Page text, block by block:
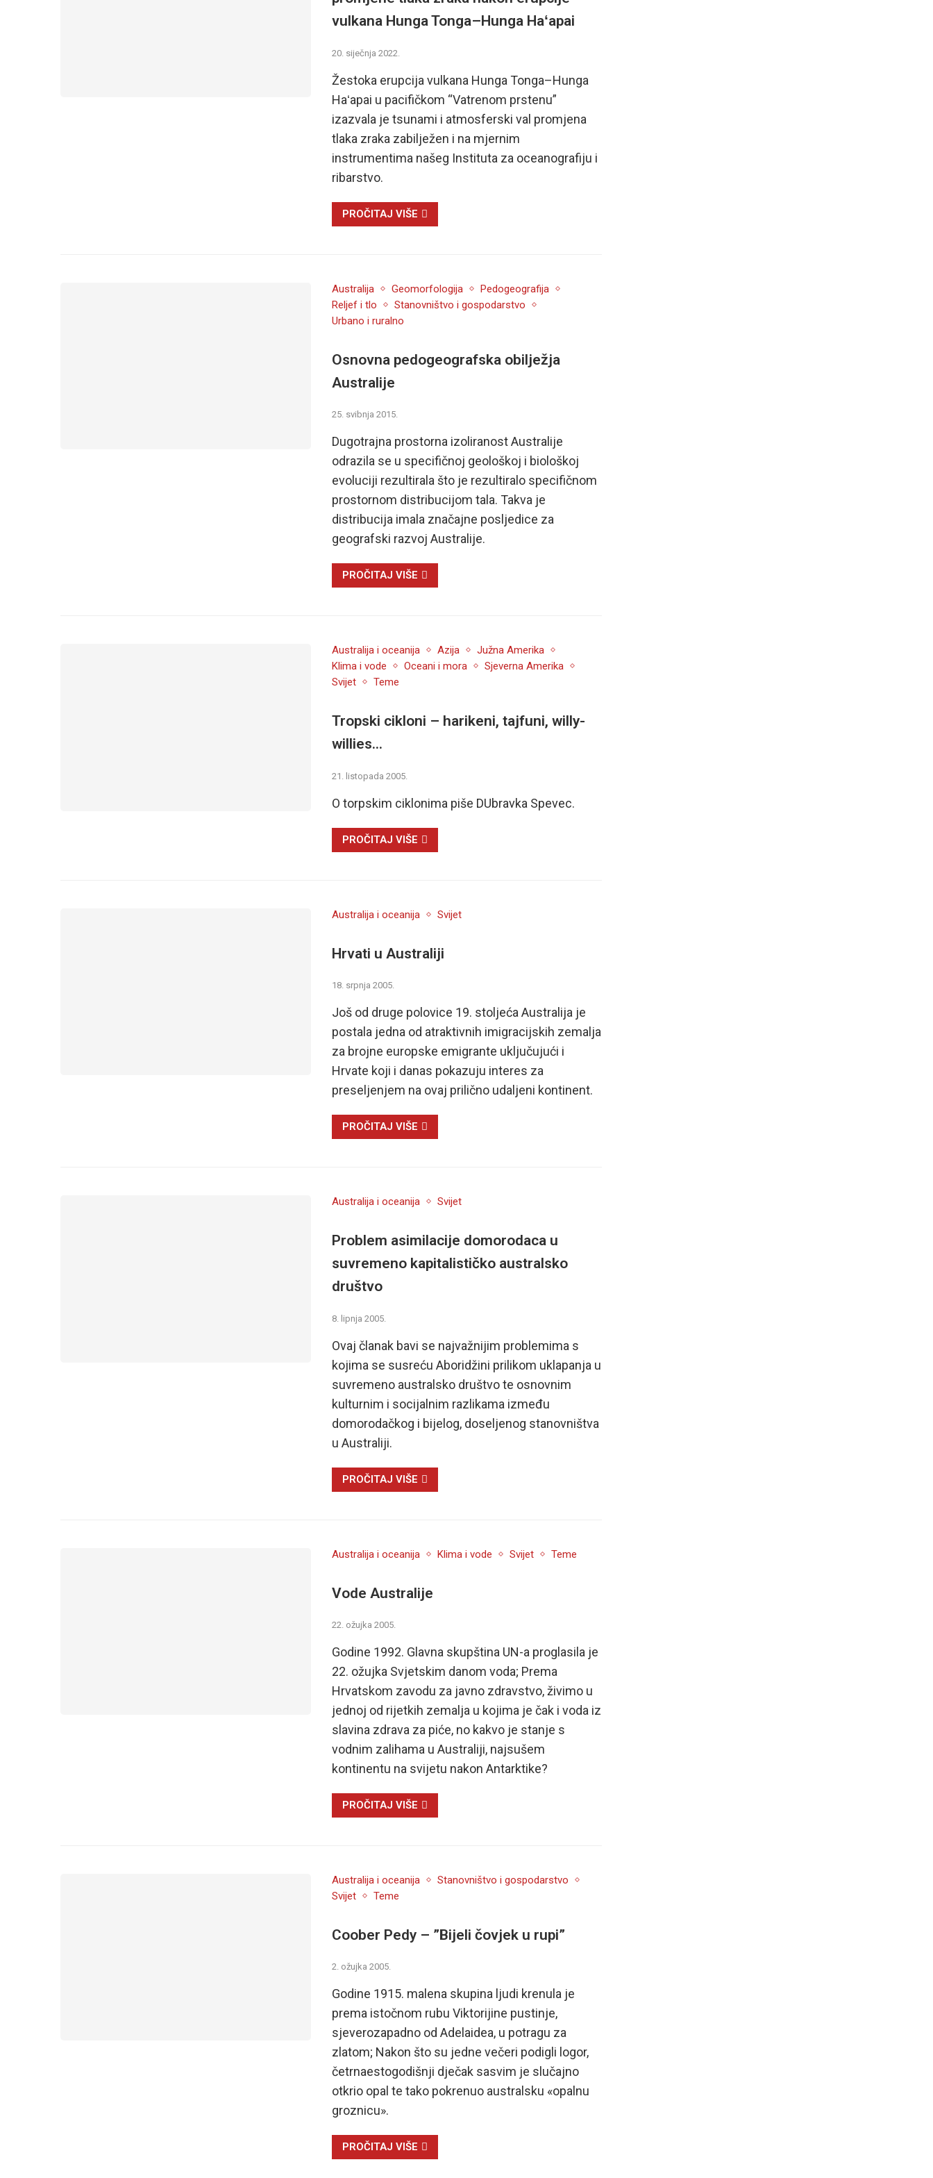
vulkana Hunga Tonga–Hunga Haʻapai
20. siječnja 2022.
Žestoka erupcija vulkana Hunga Tonga–Hunga
Haʻapai u pacifičkom “Vatrenom prstenu”
izazvala je tsunami i atmosferski val promjena
tlaka zraka zabilježen i na mjernim
instrumentima našeg Instituta za oceanografiju i
ribarstvo.
PROČITAJ VIŠE
Australija Geomorfologija
Pedogeografija
Reljef i tlo
Stanovništvo i gospodarstvo
Urbano i ruralno
Osnovna pedogeografska obilježja
Australije
25. svibnja 2015.
Dugotrajna prostorna izoliranost Australije
odrazila se u specifičnoj geološkoj i biološkoj
evoluciji rezultirala što je rezultiralo specifičnom
prostornom distribucijom tala. Takva je
distribucija imala značajne posljedice za
geografski razvoj Australije.
PROČITAJ VIŠE
Australija i oceanija Azija
Južna Amerika
Klima i vode
Oceani i mora
Sjeverna Amerika
Svijet
Teme
Tropski cikloni – harikeni, tajfuni, willy-
willies…
21. listopada 2005.
O torpskim ciklonima piše DUbravka Spevec.
PROČITAJ VIŠE
Australija i oceanija Svijet
Hrvati u Australiji
18. srpnja 2005.
Još od druge polovice 19. stoljeća Australija je
postala jedna od atraktivnih imigracijskih zemalja
za brojne europske emigrante uključujući i
Hrvate koji i danas pokazuju interes za
preseljenjem na ovaj prilično udaljeni kontinent.
PROČITAJ VIŠE
Australija i oceanija Svijet
Problem asimilacije domorodaca u
suvremeno kapitalističko australsko
društvo
8. lipnja 2005.
Ovaj članak bavi se najvažnijim problemima s
kojima se susreću Aboridžini prilikom uklapanja u
suvremeno australsko društvo te osnovnim
kulturnim i socijalnim razlikama između
domorodačkog i bijelog, doseljenog stanovništva
u Australiji.
PROČITAJ VIŠE
Australija i oceanija Klima i vode Svijet Teme
Vode Australije
22. ožujka 2005.
Godine 1992. Glavna skupština UN-a proglasila je
22. ožujka Svjetskim danom voda; Prema
Hrvatskom zavodu za javno zdravstvo, živimo u
jednoj od rijetkih zemalja u kojima je čak i voda iz
slavina zdrava za piće, no kakvo je stanje s
vodnim zalihama u Australiji, najsušem
kontinentu na svijetu nakon Antarktike?
PROČITAJ VIŠE
Australija i oceanija
Stanovništvo i gospodarstvo
Svijet
Teme
Coober Pedy – ”Bijeli čovjek u rupi”
2. ožujka 2005.
Godine 1915. malena skupina ljudi krenula je
prema istočnom rubu Viktorijine pustinje,
sjeverozapadno od Adelaidea, u potragu za
zlatom; Nakon što su jedne večeri podigli logor,
četrnaestogodišnji dječak sasvim je slučajno
otkrio opal te tako pokrenuo australsku «opalnu
groznicu».
PROČITAJ VIŠE